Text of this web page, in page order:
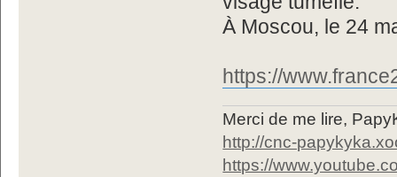
À Moscou, le 24
https://
Merci de me lire,
http://cnc-
https://